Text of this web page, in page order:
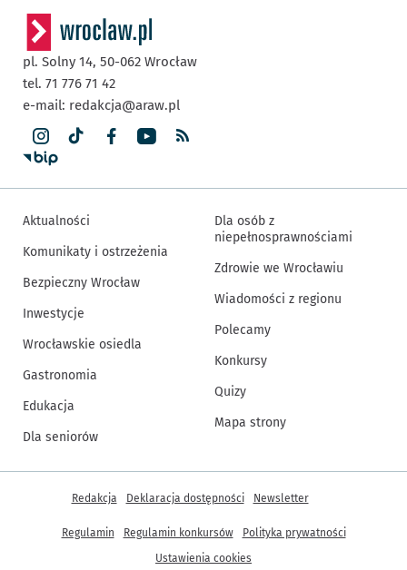
pl. Solny 14, 50-062 Wrocław
tel. 71 776 71 42
e-mail: redakcja@araw.pl
Aktualności
Komunikaty i ostrzeżenia
Bezpieczny Wrocław
Inwestycje
Wrocławskie osiedla
Gastronomia
Edukacja
Dla seniorów
Dla osób z
niepełnosprawnościami
Zdrowie we Wrocławiu
Wiadomości z regionu
Polecamy
Konkursy
Quizy
Mapa strony
Inne informacje
Redakcja Deklaracja dostępności Newsletter
Regulamin Regulamin konkursów
Polityka prywatności
Ustawienia cookies